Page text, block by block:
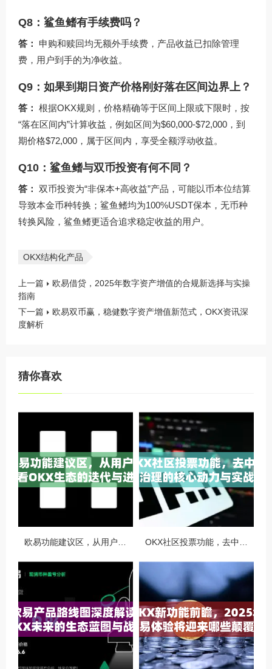
Q8：鲨鱼鳍有手续费吗？
答：
申购和赎回均无额外手续费，产品收益已扣除管理
费，用户到手的为净收益。
Q9：如果到期日资产价格刚好落在区间边界上？
答： 根据OKX规则，价格精确等于区间上限或下限时，按
“落在区间内”计算收益，例如区间为$60,000-$72,000，到
期价格$72,000，属于区间内，享受全额浮动收益。
Q10：鲨鱼鳍与双币投资有何不同？
答： 双币投资为“非保本+高收益”产品，可能以币本位结算
导致本金币种转换；鲨鱼鳍均为100%USDT保本，无币种
转换风险，鲨鱼鳍更适合追求稳定收益的用户。
OKX结构化产品
上一篇
欧易借贷，2025年数字资产增值的合规新选择与实操
指南
下一篇
欧易双币赢，稳健数字资产增值新范式，OKX资讯深
度解析
猜你喜欢